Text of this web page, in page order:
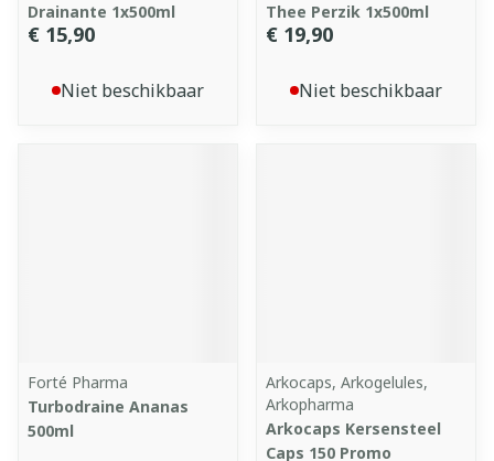
Drainante 1x500ml
€ 15,90
Niet beschikbaar
Thee Perzik 1x500ml
€ 19,90
Niet beschikbaar
Forté Pharma
Turbodraine Ananas
500ml
Arkocaps, Arkogelules,
Arkopharma
Arkocaps Kersensteel
Caps 150 Promo